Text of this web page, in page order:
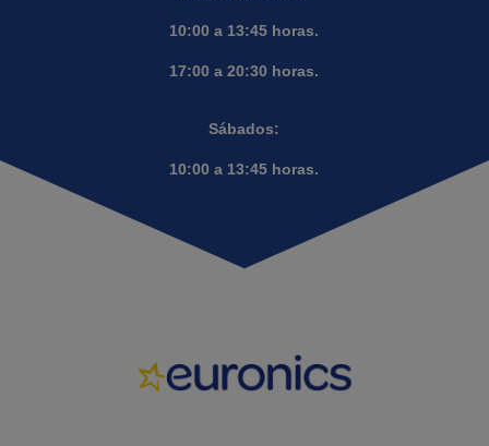
10:00 a 13:45 horas.
17:00 a 20:30 horas.
Sábados:
10:00 a 13:45 horas.